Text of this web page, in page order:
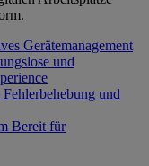
Gerätemanagement
und
und
Bereit für